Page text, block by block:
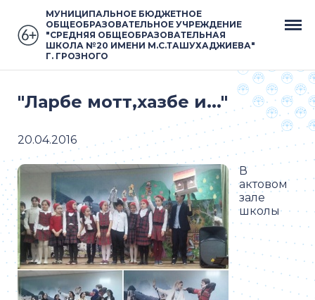
МУНИЦИПАЛЬНОЕ БЮДЖЕТНОЕ
ОБЩЕОБРАЗОВАТЕЛЬНОЕ УЧРЕЖДЕНИЕ
"СРЕДНЯЯ ОБЩЕОБРАЗОВАТЕЛЬНАЯ
ШКОЛА №20 ИМЕНИ М.С.ТАШУХАДЖИЕВА"
Г. ГРОЗНОГО
"Ларбе мотт,хазбе и..."
20.04.2016
В
актовом
зале
школы